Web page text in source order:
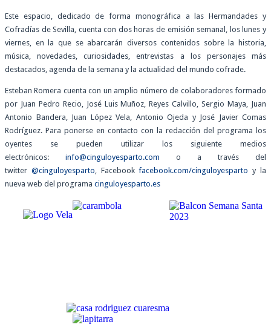
Este espacio, dedicado de forma monográfica a las Hermandades y
Cofradías de Sevilla, cuenta con dos horas de emisión semanal, los lunes y
viernes, en la que se abarcarán diversos contenidos sobre la historia,
música, novedades, curiosidades, entrevistas a los personajes más
destacados, agenda de la semana y la actualidad del mundo cofrade.
Esteban Romera cuenta con un amplio número de colaboradores formado
por Juan Pedro Recio, José Luis Muñoz, Reyes Calvillo, Sergio Maya, Juan
Antonio Bandera, Juan López Vela, Antonio Ojeda y José Javier Comas
Rodríguez. Para ponerse en contacto con la redacción del programa los
oyentes se pueden utilizar los siguiente medios
electrónicos: info@cinguloyesparto.com o a través del
twitter @cinguloyesparto , Facebookfacebook.com/cinguloyesparto y la
nueva web del programa cinguloyesparto.es